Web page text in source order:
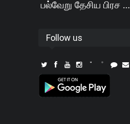
பல்வேறு தேசிய பிரச ...
Follow us